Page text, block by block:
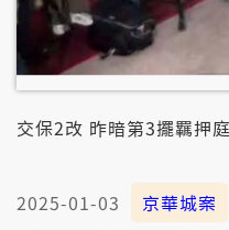
交保2改 昨暗第3擺羈押
2025-01-03 京華城案